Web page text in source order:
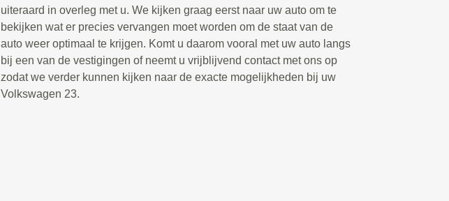
uiteraard in overleg met u. We kijken graag eerst naar uw auto om te
bekijken wat er precies vervangen moet worden om de staat van de
auto weer optimaal te krijgen. Komt u daarom vooral met uw auto langs
bij een van de vestigingen of neemt u vrijblijvend contact met ons op
zodat we verder kunnen kijken naar de exacte mogelijkheden bij uw
Volkswagen 23.